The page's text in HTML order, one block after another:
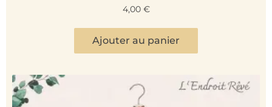
4,00 €
Ajouter au panier